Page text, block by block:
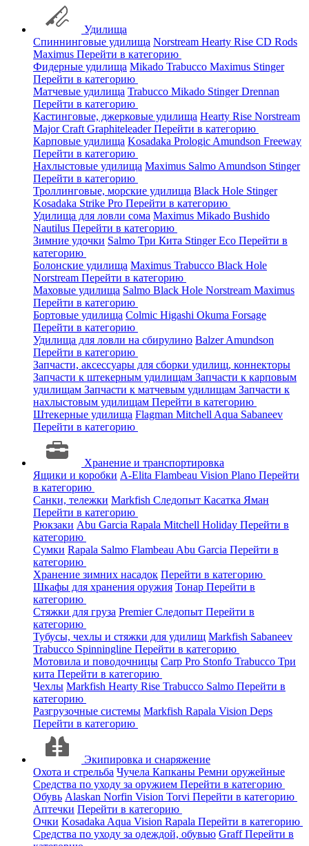
Удилища
Спиннинговые удилища Norstream Hearty Rise CD Rods
Maximus Перейти в категорию
Фидерные удилища Mikado Trabucco Maximus Stinger
Перейти в категорию
Матчевые удилища Trabucco Mikado StingerDrennan
Перейти в категорию
Кастинговые, джерковые удилища Hearty Rise Norstream
Major Craft GraphiteleaderПерейти в категорию
Карповые удилища Kosadaka Prologic Amundson Freeway
Перейти в категорию
Нахлыстовые удилища Maximus Salmo Amundson Stinger
Перейти в категорию
Троллинговые, морские удилища Black Hole Stinger
Kosadaka Strike Pro Перейти в категорию
Удилища для ловли сома Maximus Mikado Bushido
Nautilus Перейти в категорию
Зимние удочки Salmo Три Кита StingerEco Перейти в
категорию
Болонские удилища Maximus Trabucco Black Hole
Norstream Перейти в категорию
Маховые удилища Salmo Black Hole Norstream Maximus
Перейти в категорию
Бортовые удилища Colmic Higashi Okuma Forsage
Перейти в категорию
Удилища для ловли на сбирулино BalzerAmundson
Перейти в категорию
Запчасти, аксессуары для сборки удилищ, коннекторы
Запчасти к штекерным удилищам Запчасти к карповым
удилищам Запчасти к матчевым удилищам Запчасти к
нахлыстовым удилищам Перейти в категорию
Штекерные удилища Flagman Mitchell Aqua Sabaneev
Перейти в категорию
Хранение и транспортировка
Ящики и коробки A-Elita Flambeau Vision Plano Перейти
в категорию
Санки, тележки Markfish Следопыт Касатка Яман
Перейти в категорию
Рюкзаки Abu Garcia Rapala Mitchell Holiday Перейти в
категорию
Сумки Rapala Salmo Flambeau Abu Garcia Перейти в
категорию
Хранение зимних насадок Перейти в категорию
Шкафы для хранения оружия Тонар Перейти в
категорию
Стяжки для груза PremierСледопыт Перейти в
категорию
Тубусы, чехлы и стяжки для удилищ Markfish Sabaneev
Trabucco Spinningline Перейти в категорию
Мотовила и поводочницы Carp Pro Stonfo Trabucco Три
кита Перейти в категорию
Чехлы Markfish Hearty Rise Trabucco Salmo Перейти в
категорию
Разгрузочные системы Markfish Rapala Vision Deps
Перейти в категорию
Экипировка и снаряжение
Охота и стрельба Чучела Капканы Ремни оружейные
Средства по уходу за оружием Перейти в категорию
Обувь Alaskan Norfin Vision Torvi Перейти в категорию
Аптечки Перейти в категорию
Очки Kosadaka Aqua Vision Rapala Перейти в категорию
Средства по уходу за одеждой, обувью GraffПерейти в